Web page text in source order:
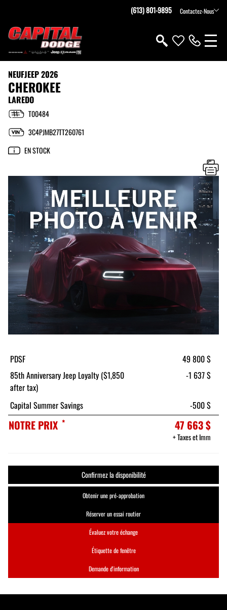
(613) 801-9895 Contactez-Nous
NEUFJEEP 2026
CHEROKEE
LAREDO
T00484
3C4PJMB27TT260761
EN STOCK
Obtenir une pré-approbation
Réserver un essai routier
Évaluez votre échange
Étiquette de fenêtre
Demande d'information
PDSF
49 800 $
85th Anniversary Jeep Loyalty ($1,850
after tax)
-1 637 $
Capital Summer Savings -500 $
NOTRE PRIX * 47 663 $
+ Taxes et Imm
Confirmez la disponibilité